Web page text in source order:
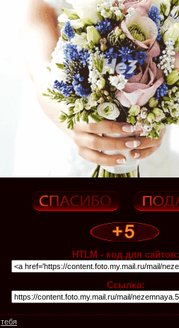
HTLM - код для сайтов:
Ссылка:
тебя